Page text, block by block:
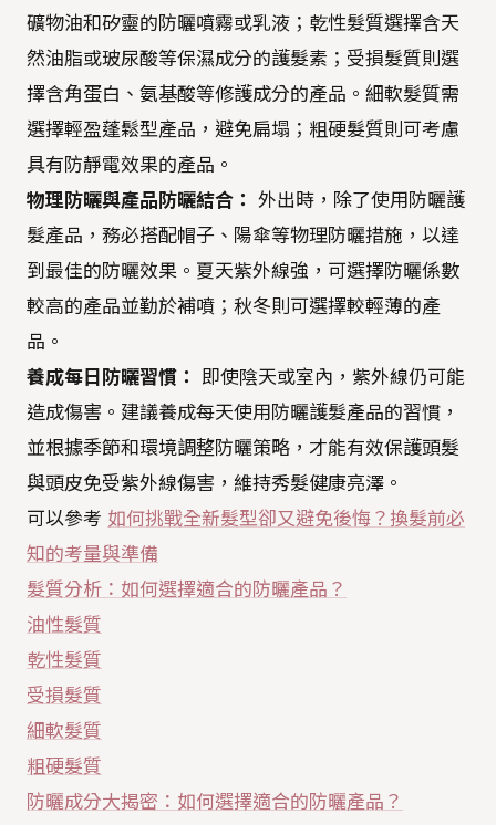
礦物油和矽靈的防曬噴霧或乳液；乾性髮質選擇含天
然油脂或玻尿酸等保濕成分的護髮素；受損髮質則選
擇含角蛋白、氨基酸等修護成分的產品。細軟髮質需
選擇輕盈蓬鬆型產品，避免扁塌；粗硬髮質則可考慮
具有防靜電效果的產品。
物理防曬與產品防曬結合： 外出時，除了使用防曬護
髮產品，務必搭配帽子、陽傘等物理防曬措施，以達
到最佳的防曬效果。夏天紫外線強，可選擇防曬係數
較高的產品並勤於補噴；秋冬則可選擇較輕薄的產
品。
養成每日防曬習慣：
即使陰天或室內，紫外線仍可能
造成傷害。建議養成每天使用防曬護髮產品的習慣，
並根據季節和環境調整防曬策略，才能有效保護頭髮
與頭皮免受紫外線傷害，維持秀髮健康亮澤。
可以參考 如何挑戰全新髮型卻又避免後悔？換髮前必
知的考量與準備
髮質分析：如何選擇適合的防曬產品？
油性髮質
乾性髮質
受損髮質
細軟髮質
粗硬髮質
防曬成分大揭密：如何選擇適合的防曬產品？